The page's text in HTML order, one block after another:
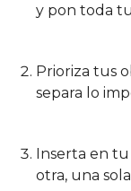
y pon toda
Prioriza tus
separa lo
Inserta en
otra, una